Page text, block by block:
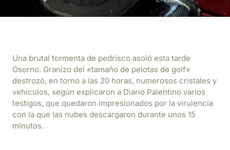
Una brutal tormenta de pedrisco asoló esta tarde
Osorno. Granizo del «tamaño de pelotas de golf»
destrozó, en torno a las 20 horas, numerosos cristales y
vehículos, según explicaron a Diario Palentino varios
testigos, que quedaron impresionados por la virulencia
con la que las nubes descargaron durante unos 15
minutos.